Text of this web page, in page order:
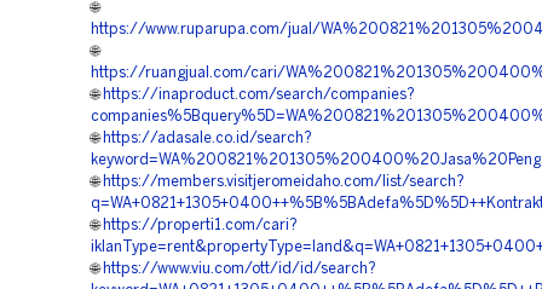
🌐
https://www.ruparupa.com/jual/
🌐
https://ruangjual.com/cari/
🌐 https://inaproduct.com/search/companies?
🌐 https://adasale.co.id/search?
🌐 https://members.visitjeromeidaho.com/list/search?
🌐 https://properti1.com/cari?
🌐 https://www.viu.com/ott/id/id/search?